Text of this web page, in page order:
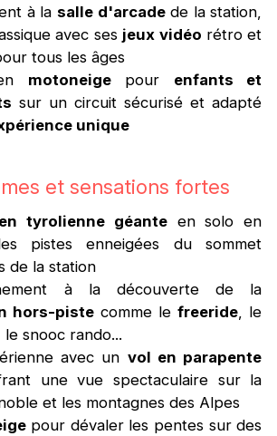
à lasalle d'arcadede la station,
avec ses jeux vidéo rétro et
tous les âges
motoneigepour enfants et
sur un circuit sécurisé et adapté
unique
et sensations fortes
tyrolienne géanteen solo en
pistes enneigées du sommet
de la station
à la découverte de la
hors-pistecomme lefreeride , le
, le snooc rando...
avec un vol en parapente
une vue spectaculaire sur la
et les montagnes des Alpes
pour dévaler les pentes sur des